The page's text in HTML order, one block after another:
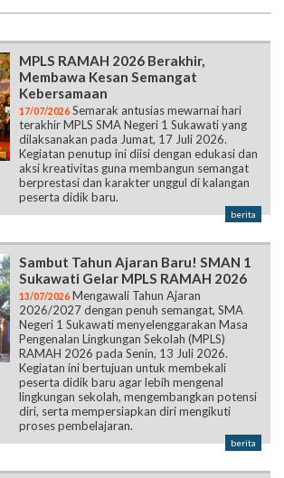
MPLS RAMAH 2026 Berakhir,
Membawa Kesan Semangat
Kebersamaan
17/07/2026 Semarak antusias mewarnai hari
terakhir MPLS SMA Negeri 1 Sukawati yang
dilaksanakan pada Jumat, 17 Juli 2026.
Kegiatan penutup ini diisi dengan edukasi dan
aksi kreativitas guna membangun semangat
berprestasi dan karakter unggul di kalangan
peserta didik baru.
berita
Sambut Tahun Ajaran Baru! SMAN 1
Sukawati Gelar MPLS RAMAH 2026
13/07/2026 Mengawali Tahun Ajaran
2026/2027 dengan penuh semangat, SMA
Negeri 1 Sukawati menyelenggarakan Masa
Pengenalan Lingkungan Sekolah (MPLS)
RAMAH 2026 pada Senin, 13 Juli 2026.
Kegiatan ini bertujuan untuk membekali
peserta didik baru agar lebih mengenal
lingkungan sekolah, mengembangkan potensi
diri, serta mempersiapkan diri mengikuti
proses pembelajaran.
berita